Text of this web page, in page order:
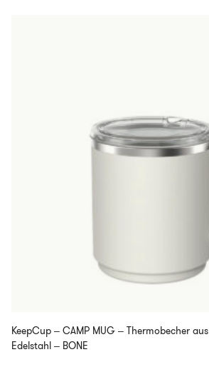
KeepCup – CAMP MUG – Thermobecher aus
Edelstahl – BONE